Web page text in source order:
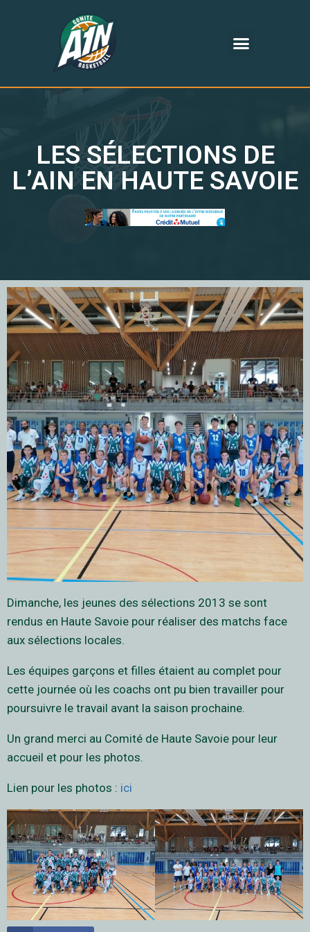
LES SÉLECTIONS DE
L’AIN EN HAUTE SAVOIE
Dimanche, les jeunes des sélections 2013 se sont
rendus en Haute Savoie pour réaliser des matchs face
aux sélections locales.
Les équipes garçons et filles étaient au complet pour
cette journée où les coachs ont pu bien travailler pour
poursuivre le travail avant la saison prochaine.
Un grand merci au Comité de Haute Savoie pour leur
accueil et pour les photos.
Lien pour les photos : ici